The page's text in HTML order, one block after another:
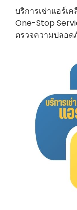
บริการเช่าแอร์เ
One-Stop
ตรวจความปลอ